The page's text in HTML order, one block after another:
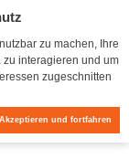
zu machen, Ihre
zu interagieren und um
zugeschnitten
Akzeptieren und fortfahren